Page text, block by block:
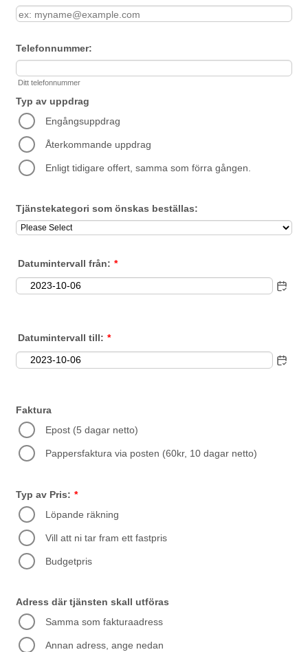
Telefonnummer:
Ditt telefonnummer
Typ av uppdrag
Engångsuppdrag
Återkommande uppdrag
Enligt tidigare offert, samma som förra gången.
Tjänstekategori som önskas beställas:
Datumintervall från: *
Datumintervall till: *
Faktura
Epost (5 dagar netto)
Pappersfaktura via posten (60kr, 10 dagar netto)
Typ av Pris: *
Löpande räkning
Vill att ni tar fram ett fastpris
Budgetpris
Adress där tjänsten skall utföras
Samma som fakturaadress
Annan adress, ange nedan